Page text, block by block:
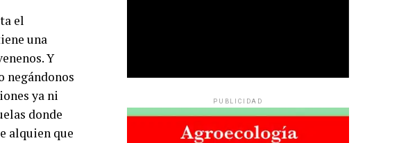
el
una
Y
negándonos
ya ni
donde
alquien que
PUBLICIDAD